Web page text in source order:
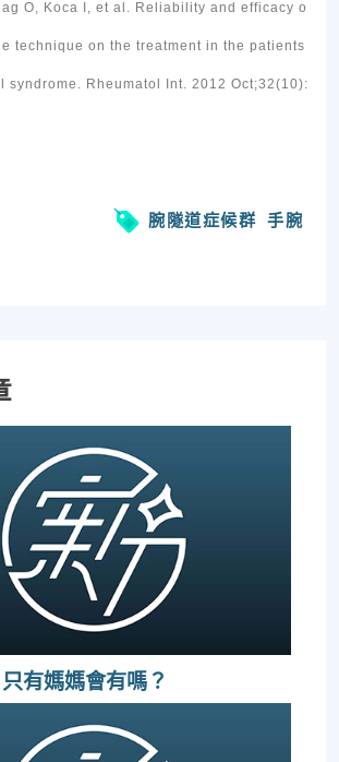
O, Koca I, et al. Reliability and efficacy o
technique on the treatment in the patients
syndrome. Rheumatol Int. 2012 Oct;32(10):
腕隧道症候群 手腕
只有媽媽會有嗎？